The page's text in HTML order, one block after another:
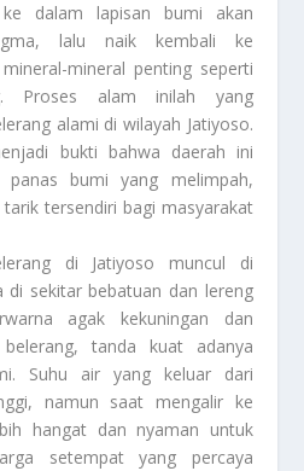
dalam lapisan bumi akan
lalu naik kembali ke
mineral penting seperti
Proses alam inilah yang
alami di wilayah Jatiyoso.
bukti bahwa daerah ini
panas bumi yang melimpah,
tersendiri bagi masyarakat
di Jatiyoso muncul di
di sekitar bebatuan dan lereng
agak kekuningan dan
tanda kuat adanya
Suhu air yang keluar dari
namun saat mengalir ke
hangat dan nyaman untuk
setempat yang percaya